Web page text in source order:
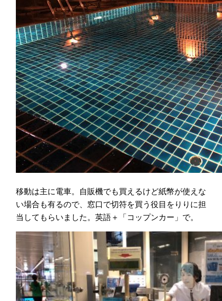
移動は主に電車。自販機でも買えるけど紙幣が使えな
い場合も有るので、窓口で切符を買う役目をりりに担
当してもらいました。英語＋「コップンカー」で。